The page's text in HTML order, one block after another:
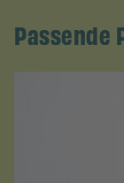
Passende